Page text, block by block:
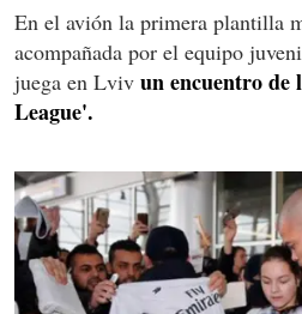
En el avión la primera plantilla
acompañada por el equipo
juega en Lviv un encuentro
League'.